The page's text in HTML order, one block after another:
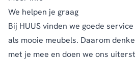
We helpen je graag
Bij HUUS vinden we goede
als mooie meubels. Daarom
met je mee en doen we ons